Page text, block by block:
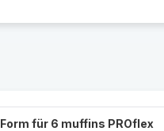
Form für 6 muffins PROflex